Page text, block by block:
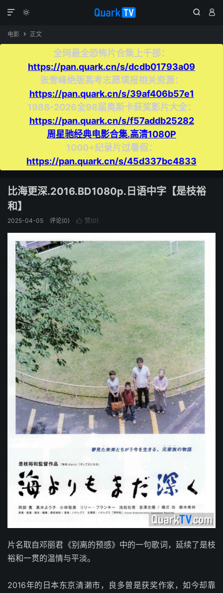
  

电影  正文
全网最全恐怖片合集上千部：
https://pan.quark.cn/s/dcdb01793a09
张雪峰绝版高考志愿填报相关资源：
https://pan.quark.cn/s/39af406b57e1
1988-2026全98届奥斯卡获奖影片大全：
https://pan.quark.cn/s/f57addb25282
周星驰经典电影合集.高清1080P
1000+纪录片过暑假：
https://pan.quark.cn/s/45d337bc4833
比海更深.2016.BD1080p.日语中字【是枝裕
和】
2025-04-05 评论(0)  赞(0)
片名取自邓丽君《别离的预感》中的一句歌词，延续了是枝
裕和一贯的温情与平淡。
2016年的日本东京清濑市，良多曾是获奖作家，如今却靠